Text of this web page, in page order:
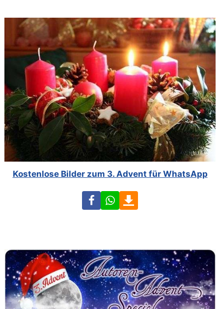
Kostenlose Bilder zum 3. Advent für WhatsApp
FacebookWhatsApp